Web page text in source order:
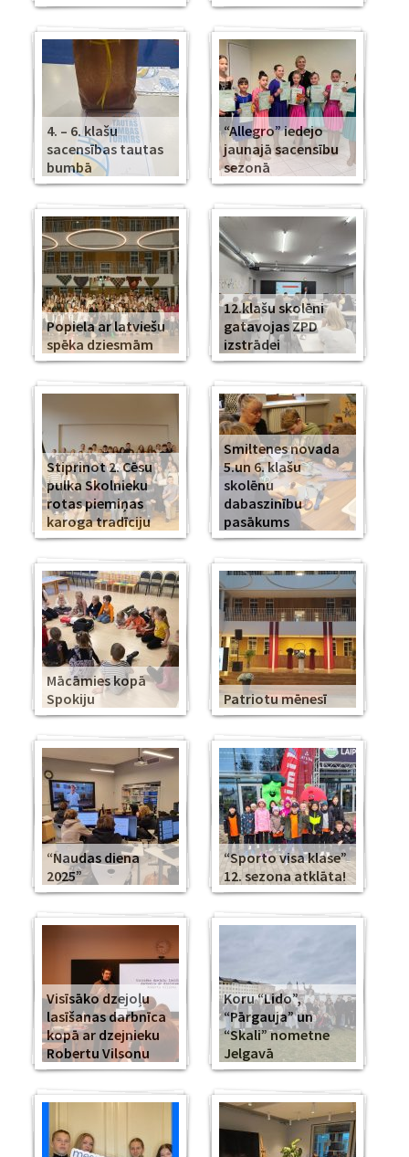
4. – 6. klašu
sacensības tautas
bumbā
“Allegro” iedejo
jaunajā sacensību
sezonā
Popiela ar latviešu
spēka dziesmām
12.klašu skolēni
gatavojas ZPD
izstrādei
Stiprinot 2. Cēsu
pulka Skolnieku
rotas piemiņas
karoga tradīciju
Smiltenes novada
5.un 6. klašu
skolēnu
dabaszinību
pasākums
Mācāmies kopā
Spokiju
Patriotu mēnesī
“Naudas diena
2025”
“Sporto visa klase”
12. sezona atklāta!
Visīsāko dzejoļu
lasīšanas darbnīca
kopā ar dzejnieku
Robertu Vilsonu
Koru “Lido”,
“Pārgauja” un
“Skali” nometne
Jelgavā